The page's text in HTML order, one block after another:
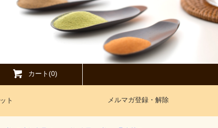
カート(0)
ト メルマガ登録・解除